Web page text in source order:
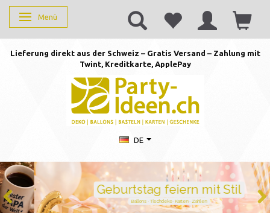
Anzeige ändern
Menü
Lieferung direkt aus der Schweiz – Gratis Versand – Zahlung mit
Twint, Kreditkarte, ApplePay
DE
Geburtstag feiern mit Stil
Ballons · Tischdeko · Karten · Zahlen